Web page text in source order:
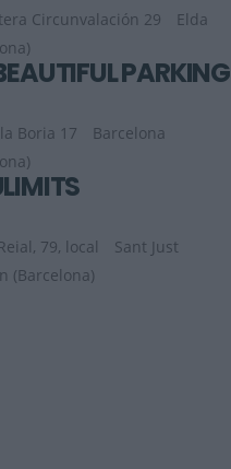
Circunvalación 29
Elda
PARKING
Boria 17
Barcelona
79, local
Sant Just
(Barcelona)